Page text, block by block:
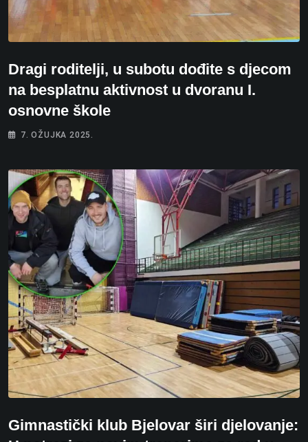
Dragi roditelji, u subotu dođite s djecom
na besplatnu aktivnost u dvoranu I.
osnovne škole
7. OŽUJKA 2025.
Gimnastički klub Bjelovar širi djelovanje: